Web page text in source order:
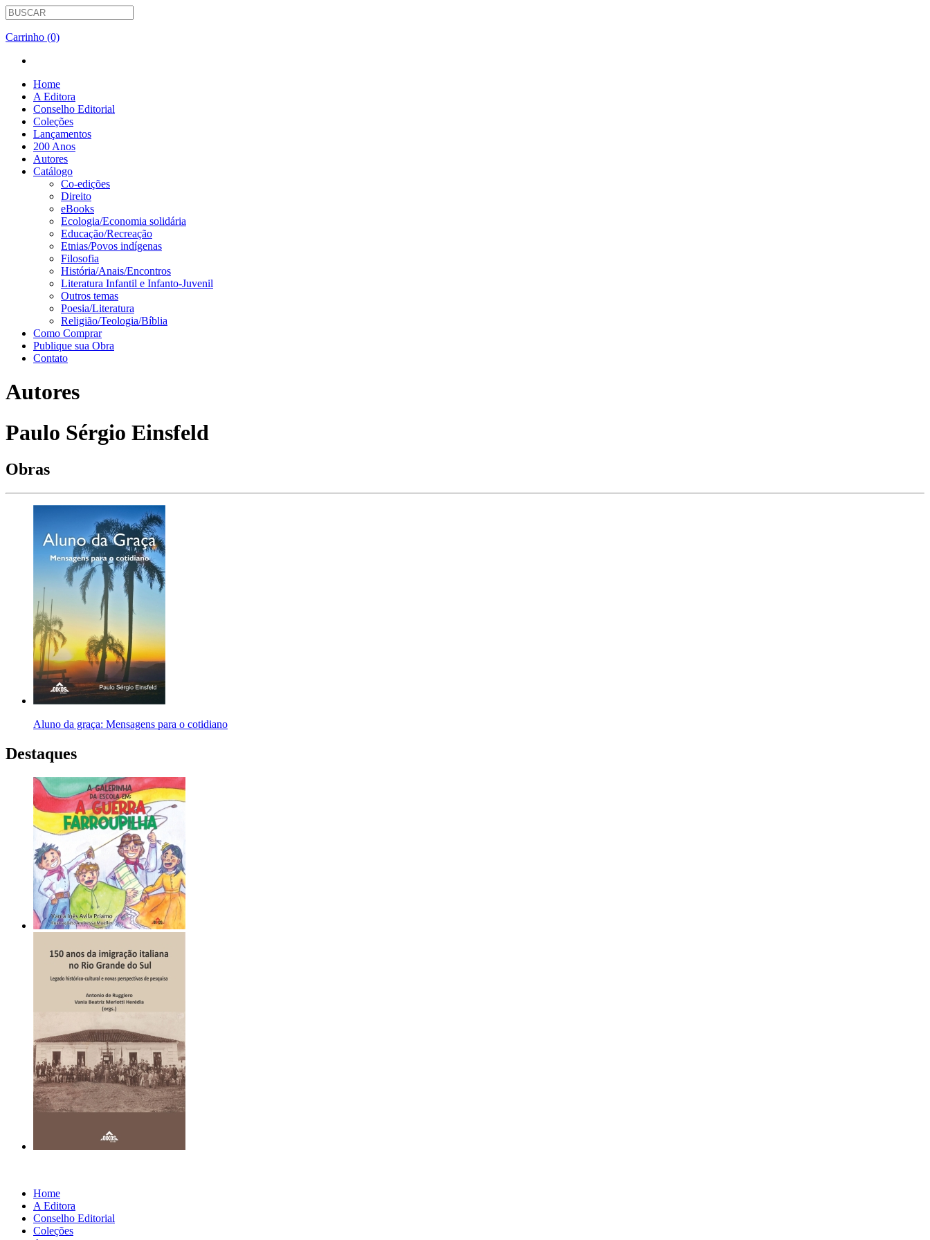
Carrinho (0)
Home
A Editora
Conselho Editorial
Coleções
Lançamentos
200 Anos
Autores
Catálogo
Co-edições
Direito
eBooks
Ecologia/Economia solidária
Educação/Recreação
Etnias/Povos indígenas
Filosofia
História/Anais/Encontros
Literatura Infantil e Infanto-Juvenil
Outros temas
Poesia/Literatura
Religião/Teologia/Bíblia
Como Comprar
Publique sua Obra
Contato
Autores
Paulo Sérgio Einsfeld
Obras
Aluno da graça: Mensagens para o cotidiano
Destaques
Home
A Editora
Conselho Editorial
Coleções